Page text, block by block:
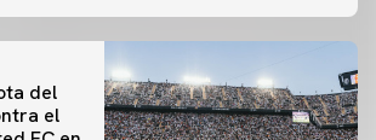
del
el